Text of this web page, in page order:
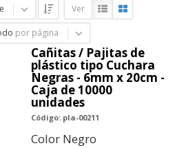
Ver
por página
Cañitas / Pajitas de
plástico tipo Cuchara
Negras - 6mm x 20cm -
Caja de 10000
unidades
Código: pla-00211
Color Negro